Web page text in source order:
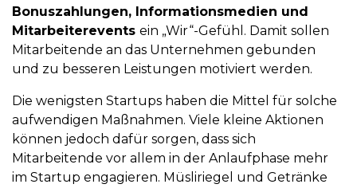
Bonuszahlungen, Informationsmedien und
Mitarbeiterevents ein „Wir“-Gefühl. Damit sollen
Mitarbeitende an das Unternehmen gebunden
und zu besseren Leistungen motiviert werden.
Die wenigsten Startups haben die Mittel für solche
aufwendigen Maßnahmen. Viele kleine Aktionen
können jedoch dafür sorgen, dass sich
Mitarbeitende vor allem in der Anlaufphase mehr
im Startup engagieren. Müsliriegel und Getränke